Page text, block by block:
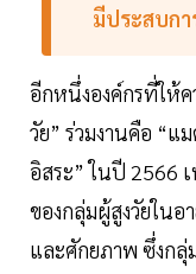
มีประสบก
อีกหนึ่งองค์กรที่ให้
วัย” ร่วมงานคือ “แ
อิสระ” ในปี 2566
ของกลุ่มผู้สูงวัยใน
และศักยภาพ ซึ่งกลุ่